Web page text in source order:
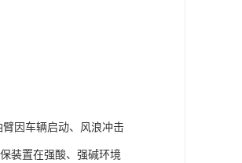
因车辆启动、风浪冲击
装置在强酸、强碱环境